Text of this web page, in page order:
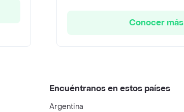
Conocer más
Encuéntranos en estos países
Argentina